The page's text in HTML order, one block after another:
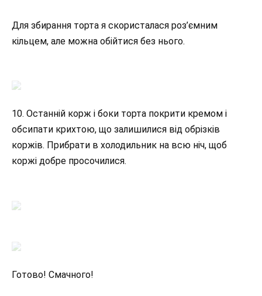
Для збирання торта я скористалася роз’ємним
кільцем, але можна обійтися без нього.
10. Останній корж і боки торта покрити кремом і
обсипати крихтою, що залишилися від обрізків
коржів. Прибрати в холодильник на всю ніч, щоб
коржі добре просочилися.
Готово! Смачного!